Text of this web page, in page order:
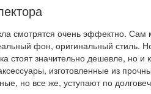
смотрятся очень эффектно. Сам
фон, оригинальный стиль.
стоят значительно дешевле, но и
изготовленные из
но все же, уступают по